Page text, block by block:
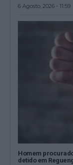
6 Agosto, 2026 - 11:59
Homem
detido em